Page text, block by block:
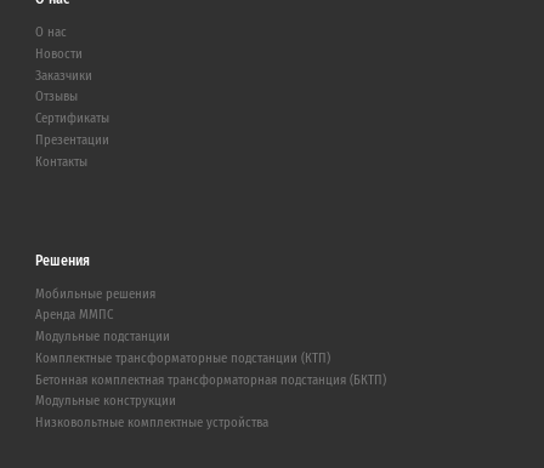
О нас
Новости
Заказчики
Отзывы
Сертификаты
Презентации
Контакты
Решения
Мобильные решения
Аренда ММПС
Модульные подстанции
Комплектные трансформаторные подстанции (КТП)
Бетонная комплектная трансформаторная подстанция (БКТП)
Модульные конструкции
Низковольтные комплектные устройства